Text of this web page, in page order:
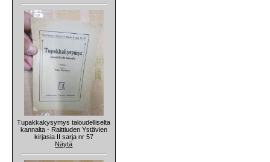
Tupakkakysymys taloudelliselta
kannalta - Raittiuden Ystävien
kirjasia II sarja nr 57
Näytä